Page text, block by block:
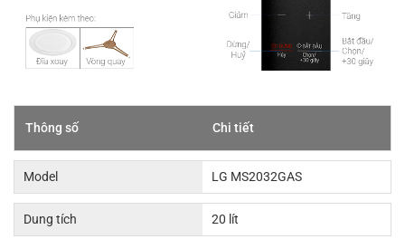
Thông số Chi tiết
Model LG MS2032GAS
Dung tích 20 lít